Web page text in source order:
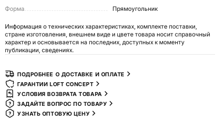
Форма
Прямоугольник
Информация о технических характеристиках, комплекте поставки,
стране изготовления, внешнем виде и цвете товара носит справочный
характер и основывается на последних, доступных к моменту
публикации, сведениях.
ПОДРОБНЕЕ О ДОСТАВКЕ И ОПЛАТЕ
ГАРАНТИИ LOFT CONCEPT
УСЛОВИЯ ВОЗВРАТА ТОВАРА
ЗАДАЙТЕ ВОПРОС ПО ТОВАРУ
УЗНАТЬ ОПТОВУЮ ЦЕНУ